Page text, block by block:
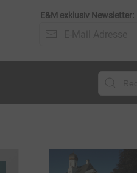
E&M exklusiv Newsletter: